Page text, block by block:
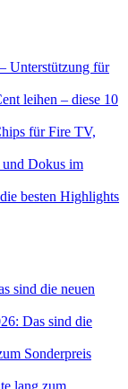
Unterstützung für
leihen – diese 10
für Fire TV,
Dokus im
besten Highlights
sind die neuen
Das sind die
Sonderpreis